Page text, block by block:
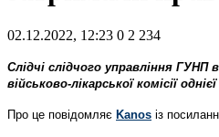
02.12.2022, 12:23 0 2 234
Слідчі слідчого управління
військово-лікарської комісії
Про це повідомляє Kanos із